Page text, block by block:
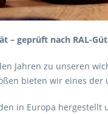
– geprüft nach RAL-
Jahren zu unseren
bieten wir eines
in Europa hergestellt